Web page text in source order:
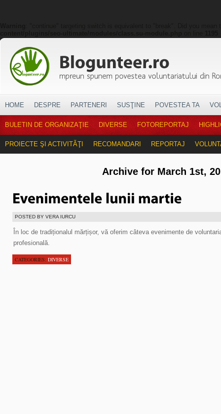
HOME DESPRE PARTENERI SUSŢINE POVESTEA TA
BULETIN DE ORGANIZAŢIE DIVERSE FOTOREPORTAJ
PROIECTE ŞI ACTIVITĂŢI RECOMANDARI REPORTAJ
Archive for March 1st,
POSTED BY VERA IURCU
În loc de tradiționalul mărțișor, vă oferim câteva evenimente de
profesională.
CATEGORIES: DIVERSE